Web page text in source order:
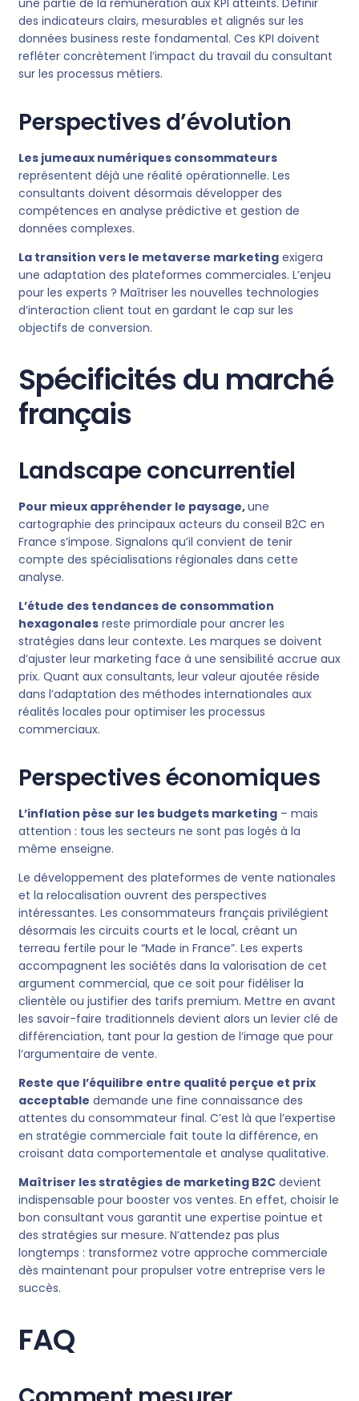
des indicateurs clairs, mesurables et alignés sur les
données business reste fondamental. Ces KPI doivent
refléter concrètement l’impact du travail du consultant
sur les processus métiers.
Perspectives d’évolution
Les jumeaux numériques consommateurs
représentent déjà une réalité opérationnelle. Les
consultants doivent désormais développer des
compétences en analyse prédictive et gestion de
données complexes.
La transition vers le metaverse marketing exigera
une adaptation des plateformes commerciales. L’enjeu
pour les experts ? Maîtriser les nouvelles technologies
d’interaction client tout en gardant le cap sur les
objectifs de conversion.
Spécificités du marché
français
Landscape concurrentiel
Pour mieux appréhender le paysage,une
cartographie des principaux acteurs du conseil B2C en
France s’impose. Signalons qu’il convient de tenir
compte des spécialisations régionales dans cette
analyse.
L’étude des tendances de consommation
hexagonales reste primordiale pour ancrer les
stratégies dans leur contexte. Les marques se doivent
d’ajuster leur marketing face à une sensibilité accrue aux
prix. Quant aux consultants, leur valeur ajoutée réside
dans l’adaptation des méthodes internationales aux
réalités locales pour optimiser les processus
commerciaux.
Perspectives économiques
L’inflation pèse sur les budgets marketing – mais
attention : tous les secteurs ne sont pas logés à la
même enseigne.
Le développement des plateformes de vente nationales
et la relocalisation ouvrent des perspectives
intéressantes. Les consommateurs français privilégient
désormais les circuits courts et le local, créant un
terreau fertile pour le “Made in France”. Les experts
accompagnent les sociétés dans la valorisation de cet
argument commercial, que ce soit pour fidéliser la
clientèle ou justifier des tarifs premium. Mettre en avant
les savoir-faire traditionnels devient alors un levier clé de
différenciation, tant pour la gestion de l’image que pour
l’argumentaire de vente.
Reste que l’équilibre entre qualité perçue et prix
acceptable demande une fine connaissance des
attentes du consommateur final. C’est là que l’expertise
en stratégie commerciale fait toute la différence, en
croisant data comportementale et analyse qualitative.
Maîtriser les stratégies de marketing B2C devient
indispensable pour booster vos ventes. En effet, choisir le
bon consultant vous garantit une expertise pointue et
des stratégies sur mesure. N’attendez pas plus
longtemps : transformez votre approche commerciale
dès maintenant pour propulser votre entreprise vers le
succès.
FAQ